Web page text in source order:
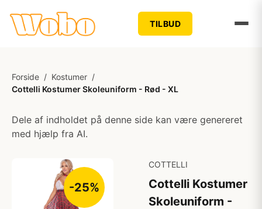
TILBUD
Forside / Kostumer /
Cottelli Kostumer Skoleuniform - Rød - XL
Dele af indholdet på denne side kan være genereret
med hjælp fra AI.
-25%
COTTELLI
Cottelli Kostumer
Skoleuniform -